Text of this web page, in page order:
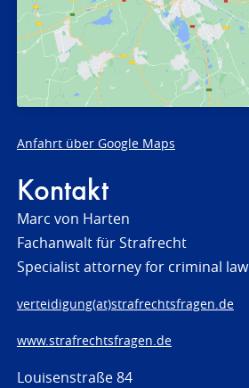
Anfahrt über Google Maps
Kontakt
Marc von Harten
Fachanwalt für Strafrecht
Specialist attorney for criminal law
verteidigung(at)strafrechtsfragen.de
www.strafrechtsfragen.de
Louisenstraße 84